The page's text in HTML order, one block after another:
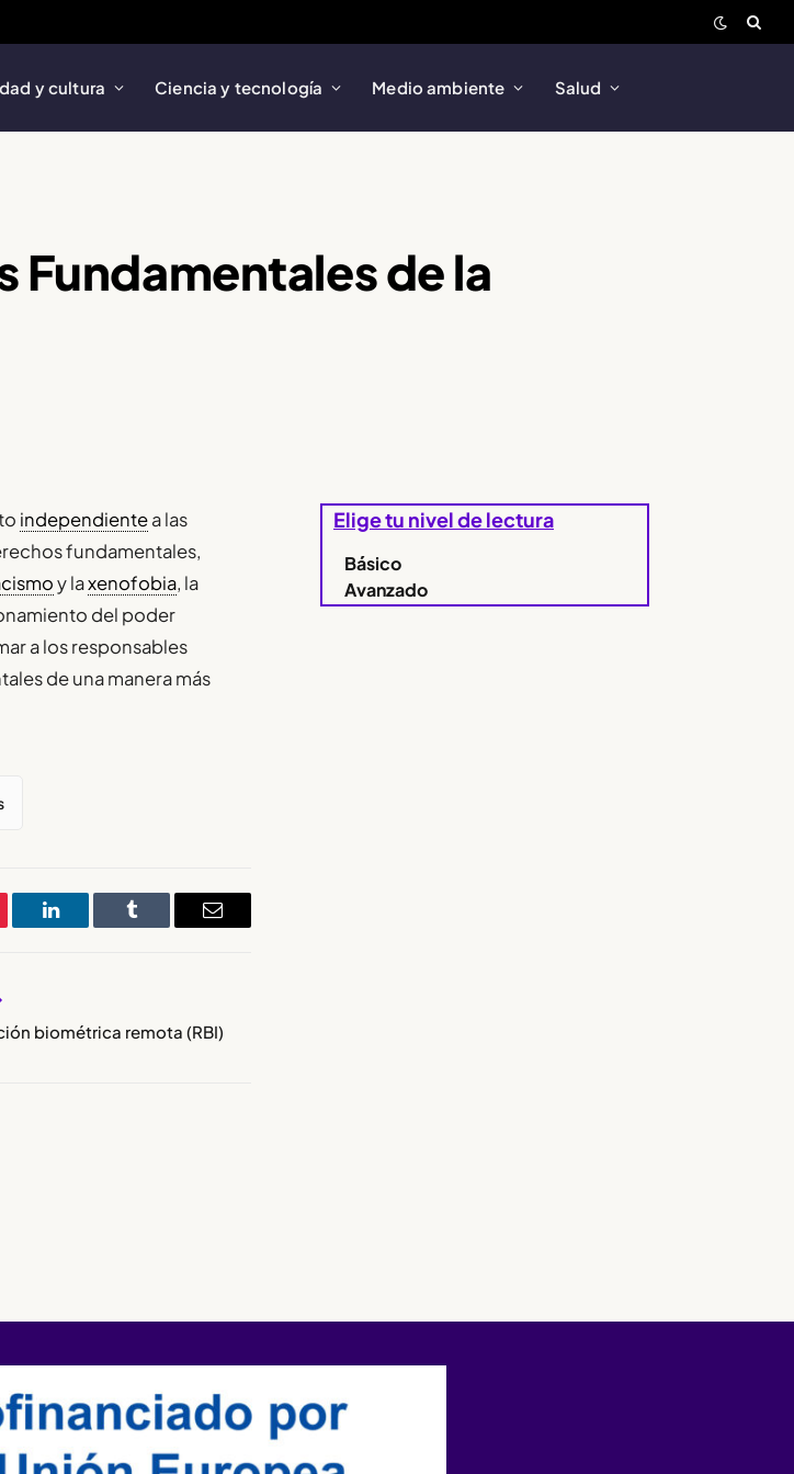
y cultura Ciencia y tecnología Medio ambiente Salud
Fundamentales de la
independientea las
fundamentales,
y laxenofobia, la
del poder
a los responsables
de una manera más
LinkedIn Tumblr Email
biométrica remota (RBI)
Elige tu nivel de lectura
Básico
Avanzado